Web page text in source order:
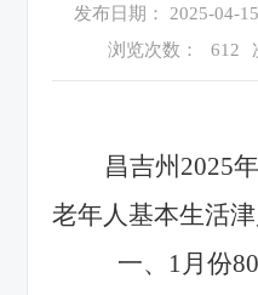
发布日期： 2025-04-
浏览次数：
612
昌吉州 2025
老年人基本生活
一、 1月份